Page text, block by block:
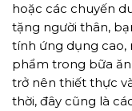
hoặc các chuyến
tặng người thân,
tính ứng dụng cao,
phẩm trong bữa
trở nên thiết thực
thời, đây cũng là